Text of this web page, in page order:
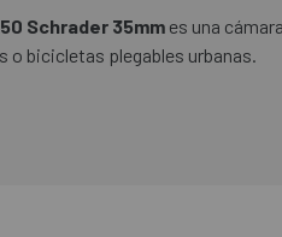
Schrader 35mm es una
bicicletas plegables urbanas.